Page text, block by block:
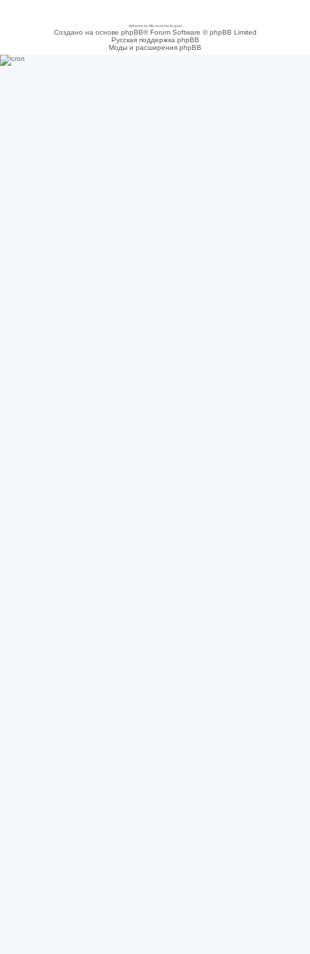
Adsense by Microcosmo Acquari
Создано на основе phpBB® Forum Software © phpBB Limited
Русская поддержка phpBB
Моды и расширения phpBB